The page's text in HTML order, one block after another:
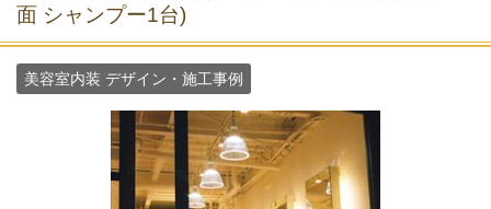
面 シャンプー1台)
美容室内装 デザイン・施工事例